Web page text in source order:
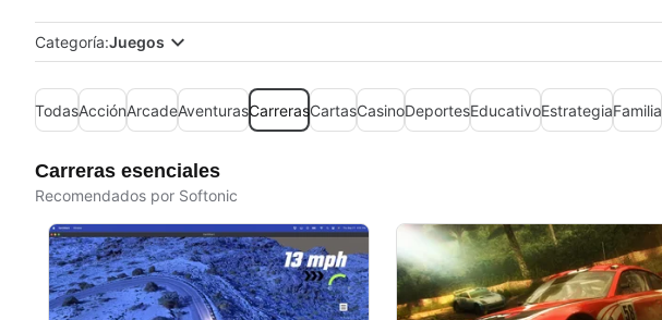
Categoría:Juegos
TodasAcciónArcadeAventurasCarrerasCartasCasinoDeportesEducativoEstrategiaFamilia
Carreras esenciales
Recomendados por Softonic